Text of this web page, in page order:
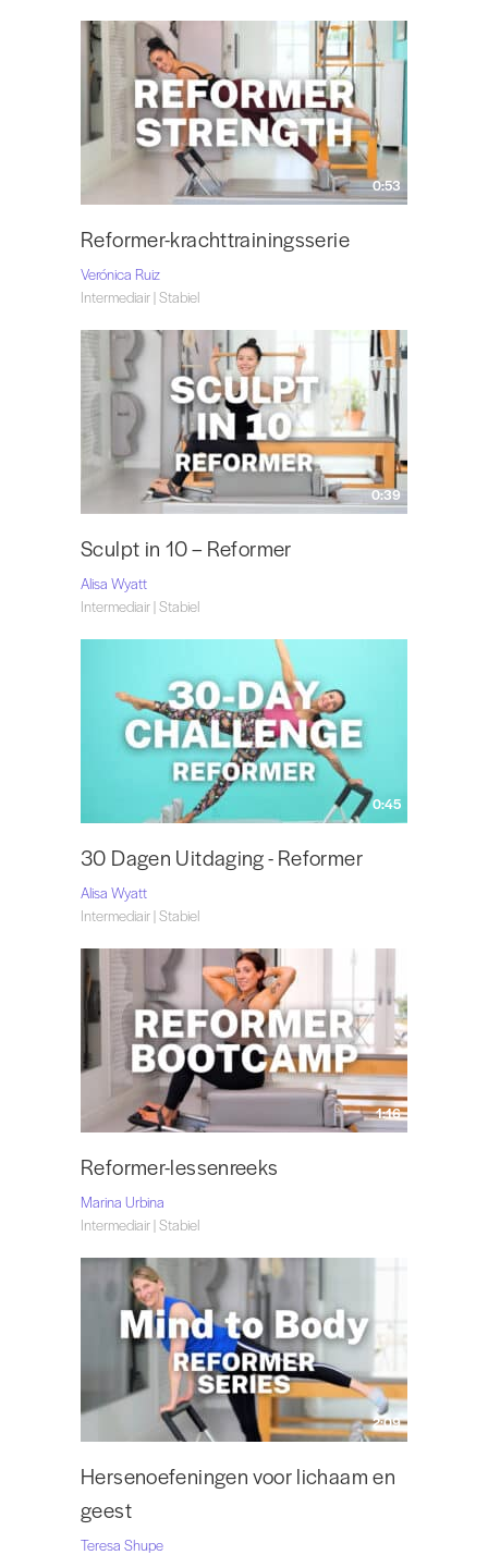
0:53
Reformer-krachttrainingsserie
Verónica Ruiz
Intermediair | Stabiel
0:39
Sculpt in 10 – Reformer
Alisa Wyatt
Intermediair | Stabiel
0:45
30 Dagen Uitdaging - Reformer
Alisa Wyatt
Intermediair | Stabiel
1:16
Reformer-lessenreeks
Marina Urbina
Intermediair | Stabiel
2:09
Hersenoefeningen voor lichaam en
geest
Teresa Shupe